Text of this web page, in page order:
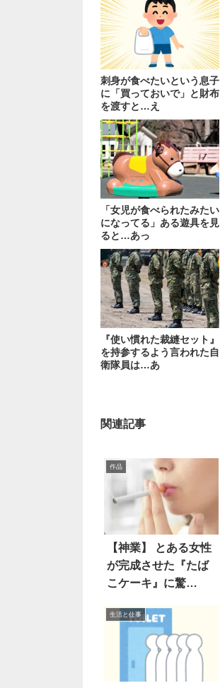
刺身が食べたいという息子
に「買っておいで」と財布
を渡すと…え
「女児が食べられたみたい
になってる」ある遊具を見
ると…あっ
『使い慣れた裁縫セット』
を持参するよう言われた自
衛隊員は…あ
関連記事
作品
【神業】 とある女性
が完成させた『たば
こケーキ』に驚
生活と仕事